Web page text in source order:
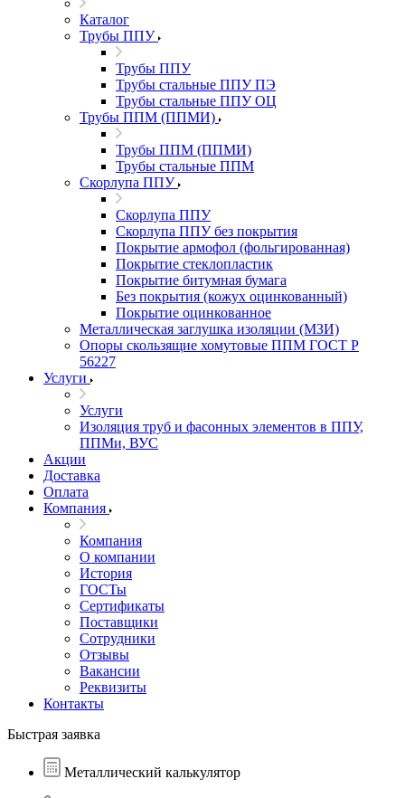
Каталог
Трубы ППУ
Трубы ППУ
Трубы стальные ППУ ПЭ
Трубы стальные ППУ ОЦ
Трубы ППМ (ППМИ)
Трубы ППМ (ППМИ)
Трубы стальные ППМ
Скорлупа ППУ
Скорлупа ППУ
Скорлупа ППУ без покрытия
Покрытие армофол (фольгированная)
Покрытие стеклопластик
Покрытие битумная бумага
Без покрытия (кожух оцинкованный)
Покрытие оцинкованное
Металлическая заглушка изоляции (МЗИ)
Опоры скользящие хомутовые ППМ ГОСТ Р
56227
Услуги
Услуги
Изоляция труб и фасонных элементов в ППУ,
ППМи, ВУС
Акции
Доставка
Оплата
Компания
Компания
О компании
История
ГОСТы
Сертификаты
Поставщики
Сотрудники
Отзывы
Вакансии
Реквизиты
Контакты
Быстрая заявка
Металлический калькулятор